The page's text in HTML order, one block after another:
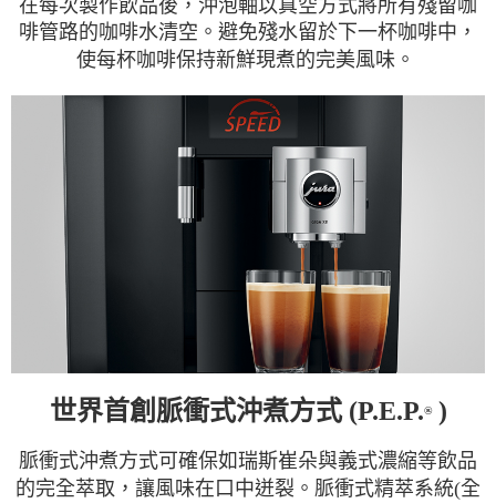
在每次製作飲品後，沖泡軸以真空方式將所有殘留咖
啡管路的咖啡水清空。避免殘水留於下一杯咖啡中，
使每杯咖啡保持新鮮現煮的完美風味。
世界首創脈衝式沖煮方式 (P.E.P.®)
脈衝式沖煮方式可確保如瑞斯崔朵與義式濃縮等飲品
的完全萃取，讓風味在口中迸裂。脈衝式精萃系統(全